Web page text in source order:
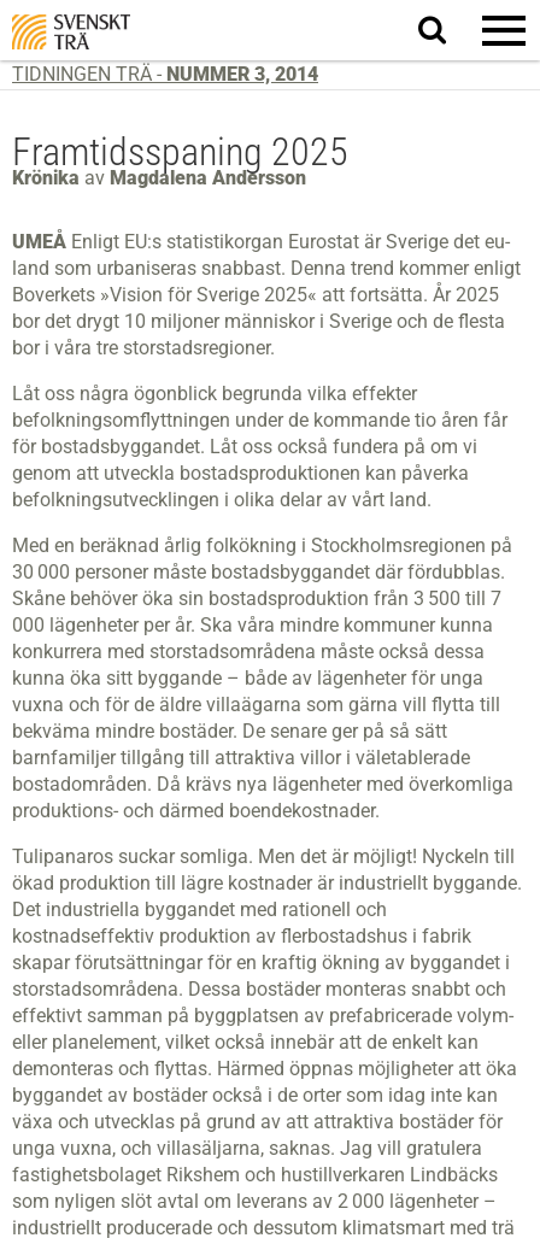
Sök
på
TIDNINGEN TRÄ - NUMMER 3, 2014
Framtidsspaning 2025
Krönika av Magdalena Andersson
UMEÅ Enligt EU:s statistikorgan Eurostat är Sverige det eu-
land som urbaniseras snabbast. Denna trend kommer enligt
Boverkets »Vision för Sverige 2025« att fortsätta. År 2025
bor det drygt 10 miljoner människor i Sverige och de flesta
bor i våra tre storstadsregioner.
Låt oss några ögonblick begrunda vilka effekter
befolkningsomflyttningen under de kommande tio åren får
för bostadsbyggandet. Låt oss också fundera på om vi
genom att utveckla bostadsproduktionen kan påverka
befolkningsutvecklingen i olika delar av vårt land.
Med en beräknad årlig folkökning i Stockholmsregionen på
30 000 personer måste bostadsbyggandet där fördubblas.
Skåne behöver öka sin bostadsproduktion från 3 500 till 7
000 lägenheter per år. Ska våra mindre kommuner kunna
konkurrera med storstadsområdena måste också dessa
kunna öka sitt byggande – både av lägenheter för unga
vuxna och för de äldre villaägarna som gärna vill flytta till
bekväma mindre bostäder. De senare ger på så sätt
barnfamiljer tillgång till attraktiva villor i väletablerade
bostadområden. Då krävs nya lägenheter med överkomliga
produktions- och därmed boendekostnader.
Tulipanaros suckar somliga. Men det är möjligt! Nyckeln till
ökad produktion till lägre kostnader är industriellt byggande.
Det industriella byggandet med rationell och
kostnadseffektiv produktion av flerbostadshus i fabrik
skapar förutsättningar för en kraftig ökning av bygg­andet i
storstadsområdena. Dessa bostäder monteras snabbt och
effektivt samman på byggplatsen av prefabricerade volym-
eller planelement, vilket också innebär att de enkelt kan
demonteras och flyttas. Härmed öppnas möjligheter att öka
byggandet av bostäder också i de orter som idag inte kan
växa och utvecklas på grund av att attraktiva bostäder för
unga vuxna, och villasäljarna, saknas. Jag vill gratulera
fastighetsbolaget Rikshem och hustillverkaren Lindbäcks
som nyligen slöt avtal om leverans av 2 000 lägenheter –
industriellt producerade och dessutom klimatsmart med trä